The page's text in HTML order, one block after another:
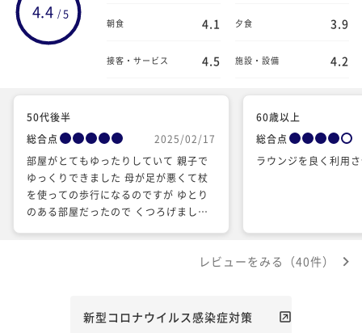
4.4 /5
朝食 4.1 夕食 3.9
接客・サービス 4.5 施設・設備 4.2
50代後半
総合点
2025/02/17
部屋がとてもゆったりしていて 親子で
ゆっくりできました 母が足が悪くて杖
を使っての歩行になるのですが ゆとり
のある部屋だったので くつろげました
60歳以上
総合点
ラウンジを良く利用
レビューをみる（40件）
新型コロナウイルス感染症対策